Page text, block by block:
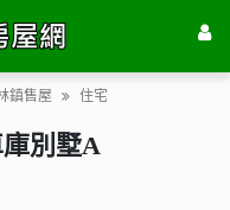
鎮售屋 住宅
別墅A